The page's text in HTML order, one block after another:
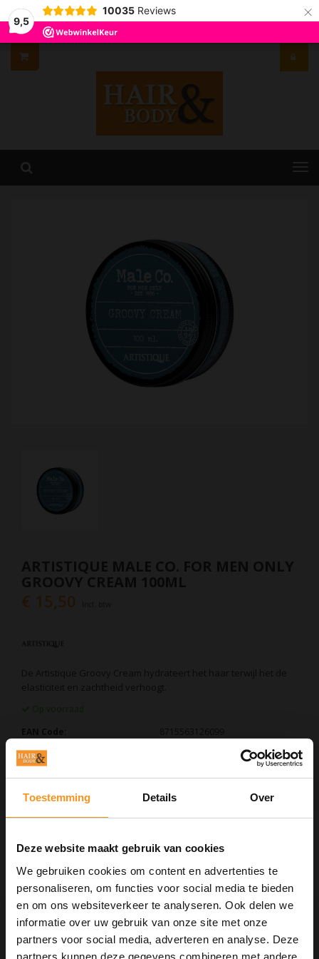
Toestemming Details Over
Deze website maakt gebruik van cookies
We gebruiken cookies om content en advertenties te
personaliseren, om functies voor social media te bieden
en om ons websiteverkeer te analyseren. Ook delen we
informatie over uw gebruik van onze site met onze
partners voor social media, adverteren en analyse. Deze
partners kunnen deze gegevens combineren met andere
9,5
10035 Reviews ×
€ 15,50
TOEVOEGEN AAN WINKELWAGEN
Artistique Male Co. for men only
Groovy Cream 100ml
De Artistique Groovy Cream hydrateert het haar terwijl het de
elasticiteit en zachtheid verhoogt. Het geeft een lage glans met
medium hold.
Gebruiksaanwijzing:
Verdeel een royale hoeveelheid Crème gelijkmatig door het